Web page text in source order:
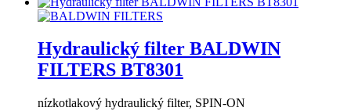
Hydraulický filter BALDWIN
FILTERS BT8301
nízkotlakový hydraulický filter, SPIN-ON